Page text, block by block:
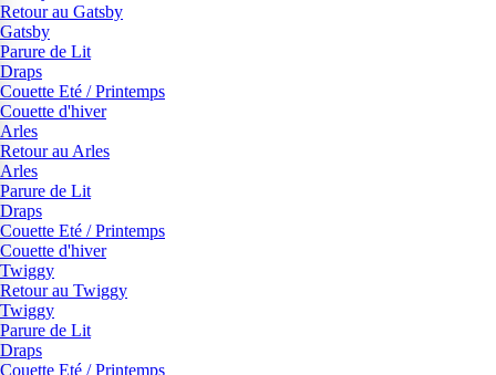
Retour au Gatsby
Gatsby
Parure de Lit
Draps
Couette Eté / Printemps
Couette d'hiver
Arles
Retour au Arles
Arles
Parure de Lit
Draps
Couette Eté / Printemps
Couette d'hiver
Twiggy
Retour au Twiggy
Twiggy
Parure de Lit
Draps
Couette Eté / Printemps